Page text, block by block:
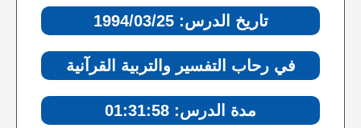
تاريخ الدرس: 1994/03/25
في رحاب التفسير والتربية القرآنية
مدة الدرس: 01:31:58